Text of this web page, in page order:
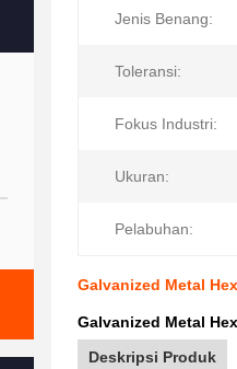
Jenis Benang:
Toleransi:
Fokus Industri:
Ukuran:
Pelabuhan:
Galvanized Metal
Galvanized Metal
Deskripsi Produk